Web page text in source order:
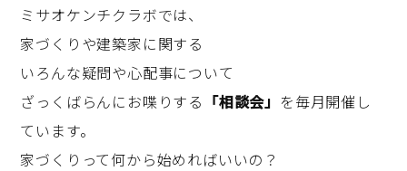
ミサオケンチクラボでは、
家づくりや建築家に関する
いろんな疑問や心配事について
ざっくばらんにお喋りする 「相談会」 を毎月開催し
ています。
家づくりって何から始めればいいの？